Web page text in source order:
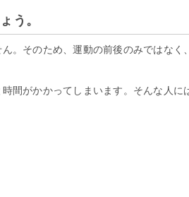
う。
。そのため、運動の前後のみではなく
間がかかってしまいます。そんな人